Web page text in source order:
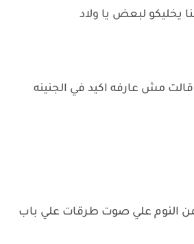
يخليكو لبعض يا ولاد
مش عارفه اكيد في الجنينه
من النوم علي صوت طرقات علي باب